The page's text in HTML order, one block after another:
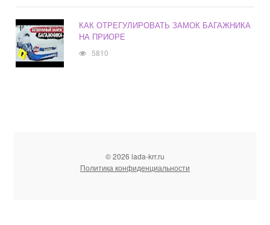
КАК ОТРЕГУЛИРОВАТЬ ЗАМОК БАГАЖНИКА
НА ПРИОРЕ
5810
© 2026 lada-krr.ru
Политика конфиденциальности